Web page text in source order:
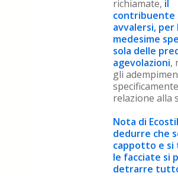
richiamate, il
contribuente
avvalersi, per
medesime
sola delle
agevolazioni,
gli
relazione alla
Nota di
dedurre che
cappotto e
le facciate si
detrarre